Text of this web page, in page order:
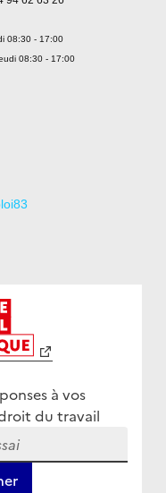
08:30 - 17:00
08:30 - 17:00